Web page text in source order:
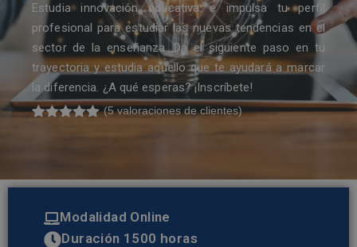
Estudia innovación educativa e impulsa tu perfil
profesional para estudiar las nuevas tendencias en el
sector de la enseñanza. Da el siguiente paso en tu
trayectoria y estudia aquello que te ayudará a marcar
la diferencia. ¿A qué esperas? ¡Inscríbete!
valoracione
(5valoraciones de clientes)
Modalidad Online
Duración 1500 horas